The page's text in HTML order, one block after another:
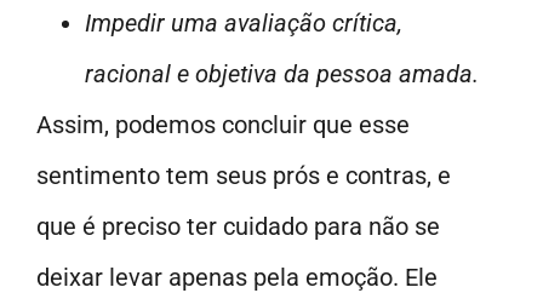
Impedir uma avaliação crítica,
racional e objetiva da pessoa amada.
Assim, podemos concluir que esse
sentimento tem seus prós e contras, e
que é preciso ter cuidado para não se
deixar levar apenas pela emoção. Ele